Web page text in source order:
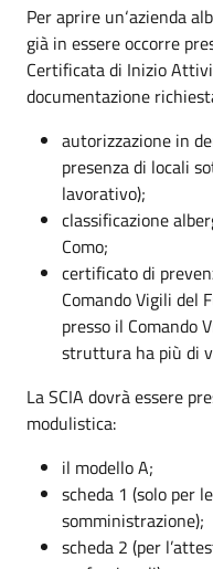
Per aprire un‘azienda
già in essere occorre
Certificata di Inizio
documentazione
autorizzazione in
presenza di locali
lavorativo);
classificazione
Como;
certificato di
Comando Vigili del
presso il Comando
struttura ha più di
La SCIA dovrà essere
modulistica:
il modello A;
scheda 1 (solo per
somministrazione);
scheda 2 (per